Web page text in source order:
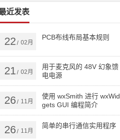
近发表
22 / 02月
PCB布线布局基本规则
21 / 02月
用于麦克风的 48V 幻象馈
电电源
26/ 11月
使用 wxSmith 进行 wxWid
gets GUI 编程简介
26/ 11月
简单的串行通信实用程序